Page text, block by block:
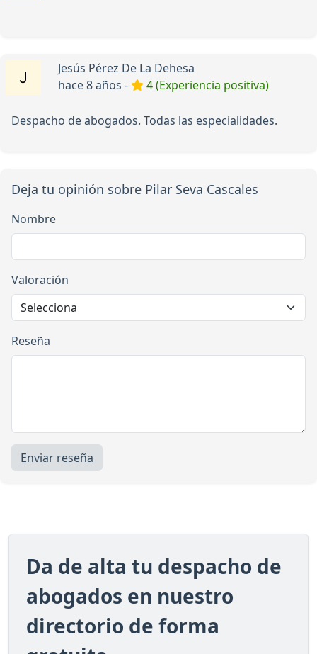
Jesús Pérez De La Dehesa
hace 8 años -
4 (Experiencia positiva)
Despacho de abogados. Todas las especialidades.
Deja tu opinión sobre Pilar Seva Cascales
Nombre
Valoración
Reseña
Enviar reseña
Da de alta tu despacho de
abogados en nuestro
directorio de forma